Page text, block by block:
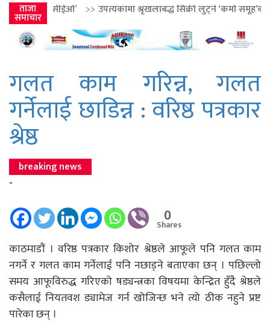
ताजा
समाचार
उपत्यकामा श्रृंखलाबद्ध सिक्री लुट्ने ‘कर्मा समूह’का नाइकेसहित पाँच पक्राउ
गलत काम गरिन्न, गलत
गर्नेलाई छाडिन्न : वरिष्ठ पत्रकार
श्रेष्ठ
breaking news
-
0
Shares
काठमाडौं । वरिष्ठ पत्रकार किशोर श्रेष्ठले आफूले पनि गलत काम
नगर्ने र गलत काम गर्नेलाई पनि नछाड्ने बताएका छन् । पछिल्लो
समय आफूविरुद्ध गरिएको षड्यन्त्रका विषयमा केन्द्रित हुँदै श्रेष्ठले
कसैलाई नियतवश ड्यामेज गर्न खोजिन्छ भने त्यो ठीक नहुने प्रष्ट
पारेका छन् ।